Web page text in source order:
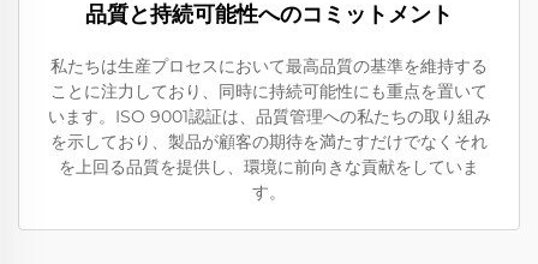
品質と持続可能性へのコミットメント
私たちは生産プロセスにおいて最高品質の基準を維持する
ことに注力しており、同時に持続可能性にも重点を置いて
います。ISO 9001認証は、品質管理への私たちの取り組み
を示しており、製品が顧客の期待を満たすだけでなくそれ
を上回る品質を提供し、環境に前向きな貢献をしていま
す。